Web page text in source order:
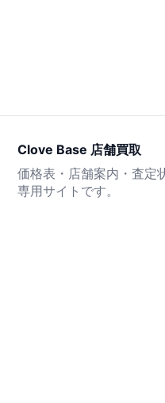
Clove Base 店舗買取
価格表・店舗案内・査定
専用サイトです。